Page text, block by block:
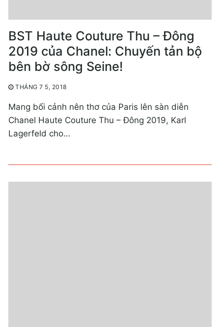
BST Haute Couture Thu – Đông
2019 của Chanel: Chuyến tản bộ
bên bờ sông Seine!
THÁNG 7 5, 2018
Mang bối cảnh nên thơ của Paris lên sàn diễn
Chanel Haute Couture Thu – Đông 2019, Karl
Lagerfeld cho…